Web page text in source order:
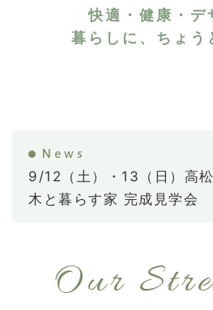
快適・健康・デ
暮らしに、ちょう
News
9/12（土）・13（日）高
木と暮らす家 完成見学会
Our